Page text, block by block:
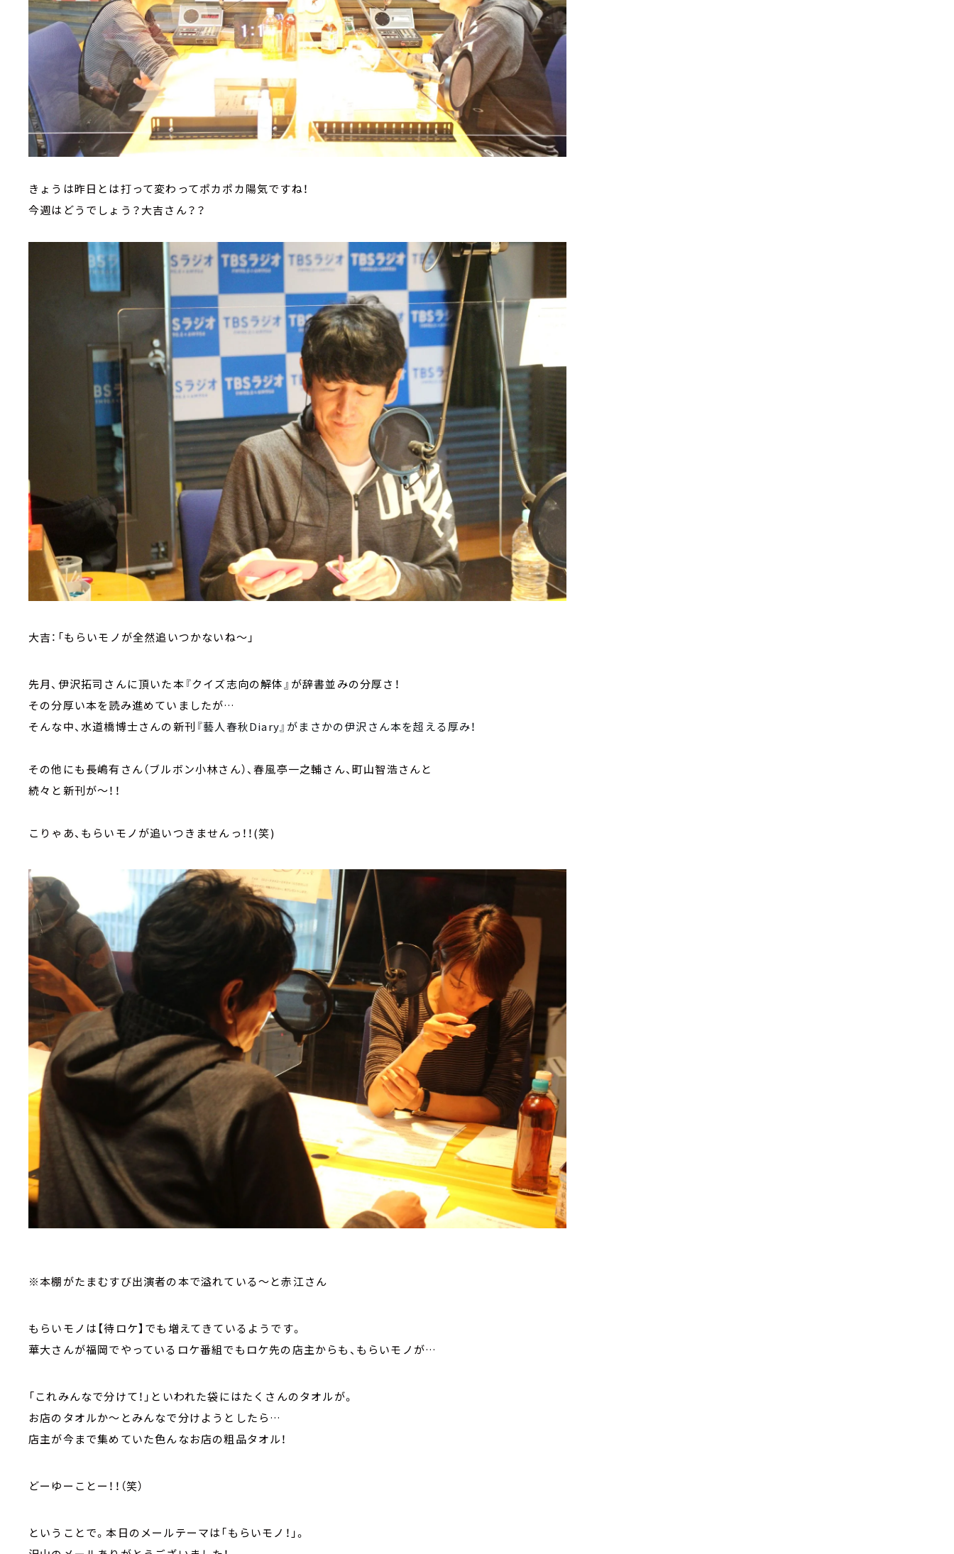
きょうは昨日とは打って変わってポカポカ陽気ですね！
今週はどうでしょう？大吉さん？？
大吉：「もらいモノが全然追いつかないね～」
先月、 伊沢拓司さんに頂いた本『クイズ志向の解体』が辞書並みの分厚さ！
その分厚い本を読み進めていましたが…
そんな中、水道橋博士さんの新刊『藝人春秋Diary』がまさかの伊沢さん本を超える厚み！
その他にも長嶋有さん（ブルボン小林さん）、春風亭一之輔さん、町山智浩さんと
続々と新刊が～！！
こりゃあ、もらいモノが追いつきませんっ！！(笑)
※本棚がたまむすび出演者の本で溢れている～と赤江さん
もらいモノは【待ロケ】でも増えてきているようです。
華大さんが福岡でやっているロケ番組でもロケ先の店主からも、もらいモノが…
「これみんなで分けて！」といわれた袋にはたくさんのタオルが。
お店のタオルか～とみんなで分けようとしたら…
店主が今まで集めていた色んなお店の粗品タオル！
どーゆーことー！！（笑）
ということで。本日のメールテーマは「もらいモノ！」。